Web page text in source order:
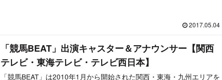
アスリート、芸能人が起用されている。この記事ではメ～テレ「ドデ
ー・ゲストコメンテーター・気象予報士などの情報をまとめた。
2017.05.04
「競馬BEAT」出演キャスター＆アナウンサー【関西
テレビ・東海テレビ・テレビ西日本】
「競馬BEAT」は2010年1月から開始された関西・東海・九州エリアを